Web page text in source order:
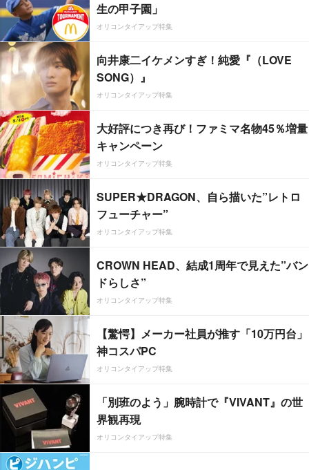
生の甲子園」
オリコンタイアップ特集
向井康二イケメンすぎ！純愛『（LOVE
SONG）』
オリコンタイアップ特集
大好評につき再び！ファミマ名物45％増量
キャンペーン
オリコンタイアップ特集
SUPER★DRAGON、自ら描いた”レトロ
フューチャー”
オリコンタイアップ特集
CROWN HEAD、結成1周年で見えた”バン
ドらしさ”
オリコンタイアップ特集
【驚愕】メーカー社員が推す「10万円台」
神コスパPC
オリコンタイアップ特集
「別班のよう」腕時計で『VIVANT』の世
界観再現
オリコンタイアップ特集